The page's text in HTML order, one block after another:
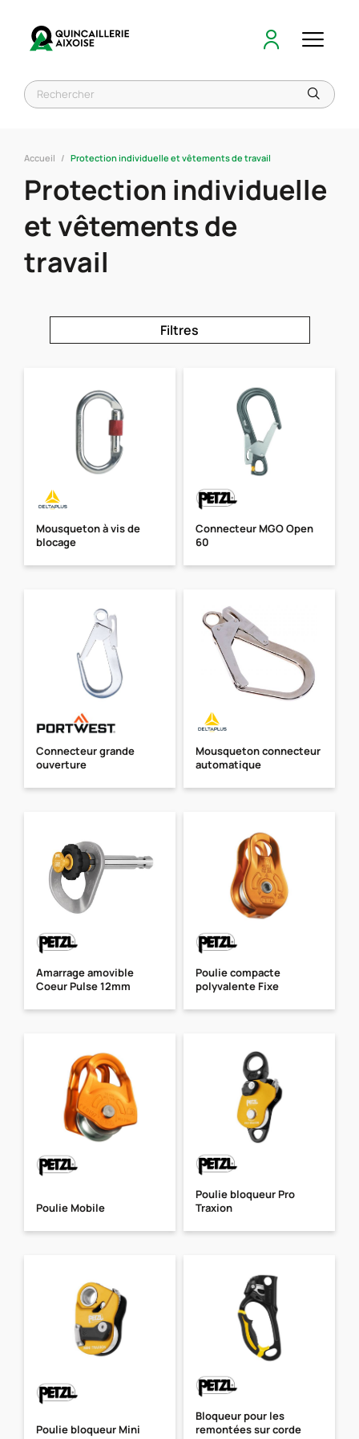
Accueil Protection individuelle et vêtements de travail
Protection individuelle
et vêtements de
travail
Filtres
Mousqueton à vis de
blocage
Connecteur MGO Open
60
Connecteur grande
ouverture
Mousqueton connecteur
automatique
Amarrage amovible
Coeur Pulse 12mm
Poulie compacte
polyvalente Fixe
Poulie Mobile
Poulie bloqueur Pro
Traxion
Poulie bloqueur Mini
Bloqueur pour les
remontées sur corde